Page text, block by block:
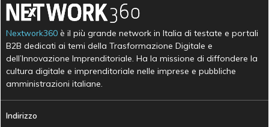
Nextwork360 è il più grande network in Italia di testate e portali
B2B dedicati ai temi della Trasformazione Digitale e
dell’Innovazione Imprenditoriale. Ha la missione di diffondere la
cultura digitale e imprenditoriale nelle imprese e pubbliche
amministrazioni italiane.
Indirizzo